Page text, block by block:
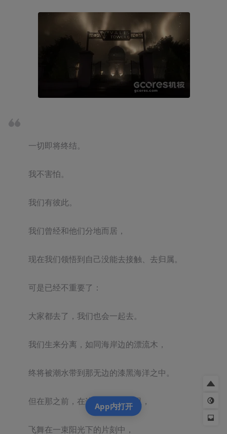
一切即将终结。
我不害怕。
我们有彼此。
我们曾经和他们分地而居，
现在我们领悟到自己没能去接触、去归属。
可是已经不重要了：
大家都去了，我们也会一起去。
我们生来分离，如同海岸边的漂流木，
终将被潮水带到那无边的漆黑海洋之中。
但在那之前，在这活着的一天里，
飞舞在一束阳光下的片刻中，
App内打开